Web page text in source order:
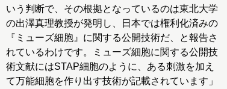
いう判断で、その根拠となっているのは東北大学
の出澤真理教授が発明し、日本では権利化済みの
『ミューズ細胞』に関する公開技術だ、と報告さ
れているわけです。ミューズ細胞に関する公開技
術文献にはSTAP細胞のように、ある刺激を加え
て万能細胞を作り出す技術が記載されています」